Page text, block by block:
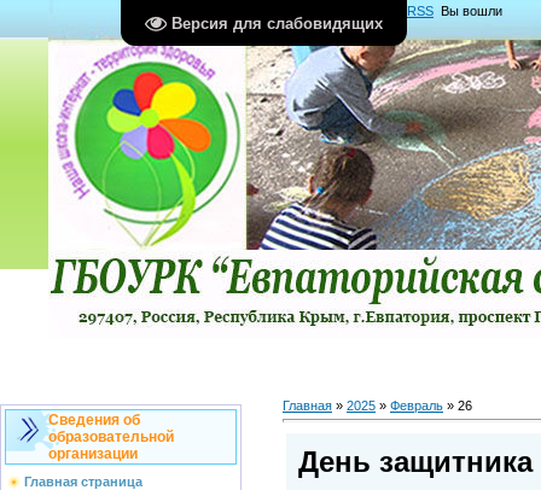
Версия для слабовидящих
RSS Вы вошли
какГость Группа "Гости"
Сведения об
образовательной
организации
Главная страница
Главная » 2025 » Февраль » 26
День